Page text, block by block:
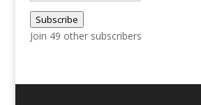
Address
Subscribe
Join 49 other subscribers